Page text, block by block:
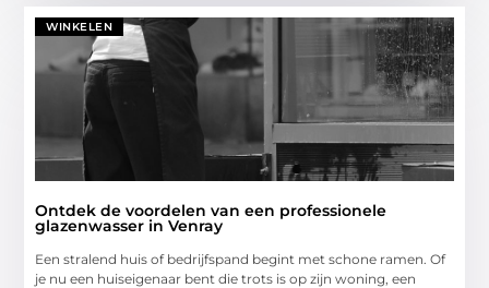
WINKELEN
Ontdek de voordelen van een professionele
glazenwasser in Venray
Een stralend huis of bedrijfspand begint met schone ramen. Of
je nu een huiseigenaar bent die trots is op zijn woning, een